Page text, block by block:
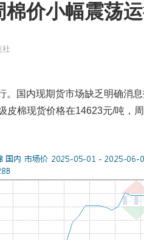
棉价小幅震荡
社
。国内现期货市场缺乏明确消
皮棉现货价格在14623元/吨，